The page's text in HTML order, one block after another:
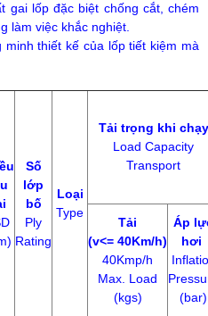
gai lốp đặc biệt chống cắt, chém
làm việc khắc nghiệt.
thiết kế của lốp tiết kiệm mà
Số
lớp
bố
Ply
Rating
Loại
Type
Tải trọng khi chạy
Load Capacity
Transport
Tải
(v<= 40Km/h)
40Kmp/h
Max. Load
(kgs)
Áp
hơi
(bar)